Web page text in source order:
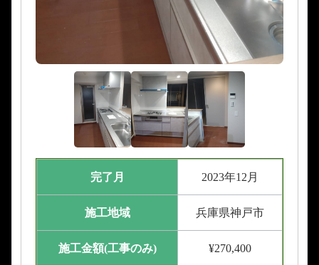
完了月 2023年12月
施工地域 兵庫県神戸市
施工金額(工事のみ) ¥270,400